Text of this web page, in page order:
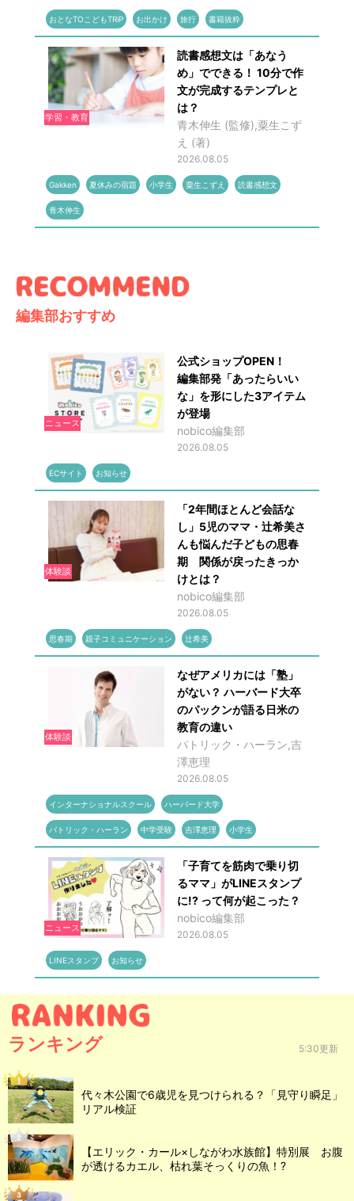
おとなTOこどもTRiP お出かけ 旅行 書籍抜粋
学習・教育
読書感想文は「あなう
め」でできる！ 10分で作
文が完成するテンプレと
は？
青木伸生 (監修),粟生こず
え (著)
2026.08.05
Gakken 夏休みの宿題 小学生 粟生こずえ 読書感想文
青木伸生
編集部おすすめ
ニュース
公式ショップOPEN！
編集部発「あったらいい
な」を形にした3アイテム
が登場
nobico編集部
2026.08.05
ECサイト お知らせ
体験談
「2年間ほとんど会話な
し」5児のママ・辻希美さ
んも悩んだ子どもの思春
期 関係が戻ったきっか
けとは？
nobico編集部
2026.08.05
思春期 親子コミュニケーション 辻希美
体験談
なぜアメリカには「塾」
がない？ ハーバード大卒
のパックンが語る日米の
教育の違い
パトリック・ハーラン,吉
澤恵理
2026.08.05
インターナショナルスクール ハーバード大学
パトリック・ハーラン 中学受験 吉澤恵理 小学生
ニュース
「子育てを筋肉で乗り切
るママ」がLINEスタンプ
に!? って何が起こった？
nobico編集部
2026.08.05
LINEスタンプ お知らせ
ランキング 5:30更新
代々木公園で6歳児を見つけられる？「見守り瞬足」
リアル検証
【エリック・カール×しながわ水族館】特別展 お腹
が透けるカエル、枯れ葉そっくりの魚！?